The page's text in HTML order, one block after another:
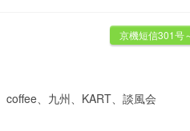
京機短信301号
、九州、KART、談風会